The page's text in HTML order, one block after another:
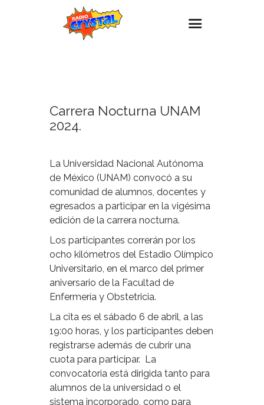
Eventos
Promociones
Para ti
Contacto
Carrera Nocturna UNAM
2024.
La Universidad Nacional Autónoma
de México (UNAM) convocó a su
comunidad de alumnos, docentes y
egresados a participar en la vigésima
edición de la carrera nocturna.
Los participantes correrán por los
ocho kilómetros del Estadio Olímpico
Universitario, en el marco del primer
aniversario de la Facultad de
Enfermería y Obstetricia.
La cita es el sábado 6 de abril, a las
19:00 horas, y los participantes deben
registrarse además de cubrir una
cuota para participar. La
convocatoria está dirigida tanto para
alumnos de la universidad o el
sistema incorporado, como para